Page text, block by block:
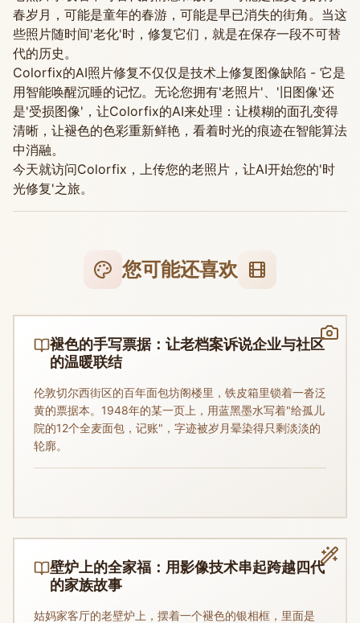
春岁月，可能是童年的春游，可能是早已消失的街角。当这
些照片随时间'老化'时，修复它们，就是在保存一段不可替
代的历史。
Colorfix的AI照片修复不仅仅是技术上修复图像缺陷 - 它是
用智能唤醒沉睡的记忆。无论您拥有'老照片'、'旧图像'还
是'受损图像'，让Colorfix的AI来处理：让模糊的面孔变得
清晰，让褪色的色彩重新鲜艳，看着时光的痕迹在智能算法
中消融。
今天就访问Colorfix，上传您的老照片，让AI开始您的'时
光修复'之旅。
您可能还喜欢
褪色的手写票据：让老档案诉说企业与社区
的温暖联结
伦敦切尔西街区的百年面包坊阁楼里，铁皮箱里锁着一沓泛
黄的票据本。1948年的某一页上，用蓝黑墨水写着"给孤儿
院的12个全麦面包，记账"，字迹被岁月晕染得只剩淡淡的
轮廓。
壁炉上的全家福：用影像技术串起跨越四代
的家族故事
姑妈家客厅的老壁炉上，摆着一个褪色的银相框，里面是